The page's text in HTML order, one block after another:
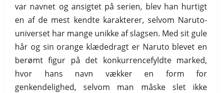
var navnet og ansigtet på serien, blev han hurtigt
en af de mest kendte karakterer, selvom Naruto-
universet har mange unikke af slagsen. Med sit gule
hår og sin orange klædedragt er Naruto blevet en
berømt figur på det konkurrencefyldte marked,
hvor hans navn vækker en form for
genkendelighed, selvom man måske slet ikke